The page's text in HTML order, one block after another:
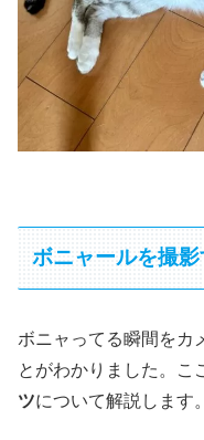
ボニャールを撮
ボニャってる瞬間をカ
とがわかりました。こ
ツについて解説します。